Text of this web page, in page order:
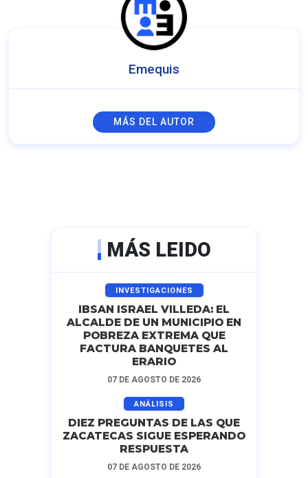
Emequis
MÁS DEL AUTOR
MÁS LEIDO
INVESTIGACIONES
IBSAN ISRAEL VILLEDA: EL
ALCALDE DE UN MUNICIPIO EN
POBREZA EXTREMA QUE
FACTURA BANQUETES AL
ERARIO
07 DE AGOSTO DE 2026
ANÁLISIS
DIEZ PREGUNTAS DE LAS QUE
ZACATECAS SIGUE ESPERANDO
RESPUESTA
07 DE AGOSTO DE 2026